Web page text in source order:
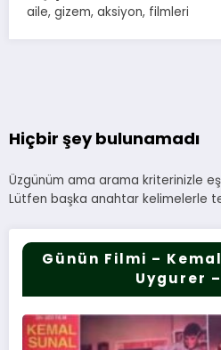
aile, gizem, aksiyon, filmleri
Hiçbir şey bulunamadı
Üzgünüm ama arama kriterinizle
Lütfen başka anahtar kelimelerle
Günün Filmi –
Uygurer –